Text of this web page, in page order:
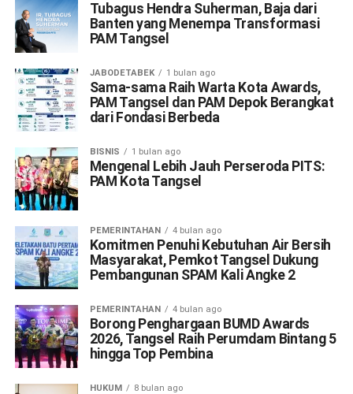
Tubagus Hendra Suherman, Baja dari
Banten yang Menempa Transformasi
PAM Tangsel
JABODETABEK 1 bulan ago
Sama-sama Raih Warta Kota Awards,
PAM Tangsel dan PAM Depok Berangkat
dari Fondasi Berbeda
BISNIS 1 bulan ago
Mengenal Lebih Jauh Perseroda PITS:
PAM Kota Tangsel
PEMERINTAHAN 4 bulan ago
Komitmen Penuhi Kebutuhan Air Bersih
Masyarakat, Pemkot Tangsel Dukung
Pembangunan SPAM Kali Angke 2
PEMERINTAHAN 4 bulan ago
Borong Penghargaan BUMD Awards
2026, Tangsel Raih Perumdam Bintang 5
hingga Top Pembina
HUKUM 8 bulan ago